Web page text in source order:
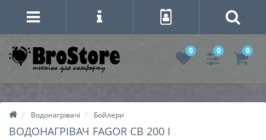
0 0 0
Водонагрівачі Бойлери
ВОДОНАГРІВАЧ FAGOR СВ 200 I